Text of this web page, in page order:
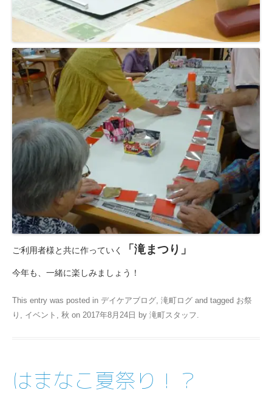
ご利用者様と共に作っていく 「滝まつり」
今年も、一緒に楽しみましょう！
This entry was posted in デイケアブログ, 滝町ログ and tagged お祭
り , イベント , 秋 on 2017年8月24日 by 滝町スタッフ.
はまなこ夏祭り！？